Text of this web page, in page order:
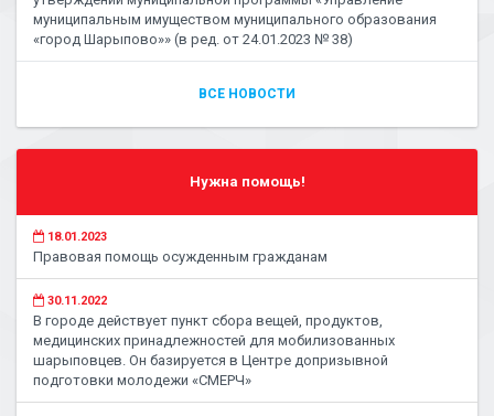
муниципальным имуществом муниципального образования
«город Шарыпово»» (в ред. от 24.01.2023 № 38)
ВСЕ НОВОСТИ
Нужна помощь!
18.01.2023
Правовая помощь осужденным гражданам
30.11.2022
В городе действует пункт сбора вещей, продуктов,
медицинских принадлежностей для мобилизованных
шарыповцев. Он базируется в Центре допризывной
подготовки молодежи «СМЕРЧ»